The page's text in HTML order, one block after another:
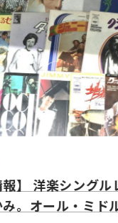
報】 洋楽シングル
。オール・ミド